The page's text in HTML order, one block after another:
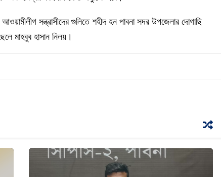
সন্ত্রাসীদের গুলিতে শহীদ হন পাবনা সদর উপজেলার দোগাছি
মাহবুব হাসান নিলয়।